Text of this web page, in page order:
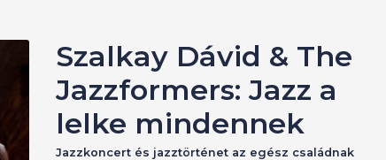
Szalkay Dávid & The
Jazzformers: Jazz a
lelke mindennek
Jazzkoncert és jazztörténet az egész családnak